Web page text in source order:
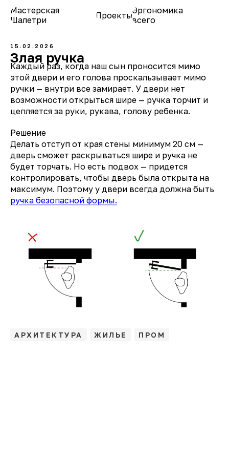
Мастерская
Шалетри
ПроектыЭргономика
всего
15.02.2026
Злая ручка
Каждый раз, когда наш сын проносится мимо
этой двери и его голова проскальзывает мимо
ручки — внутри все замирает. У двери нет
возможности открыться шире — ручка торчит и
цепляется за руки, рукава, голову ребенка.
Решение
Делать отступ от края стены минимум 20 см —
дверь сможет раскрываться шире и ручка не
будет торчать. Но есть подвох — придется
контролировать, чтобы дверь была открыта на
максимум. Поэтому у двери всегда должна быть
ручка безопасной формы.
АРХИТЕКТУРА ЖИЛЬЕ ПРОМ